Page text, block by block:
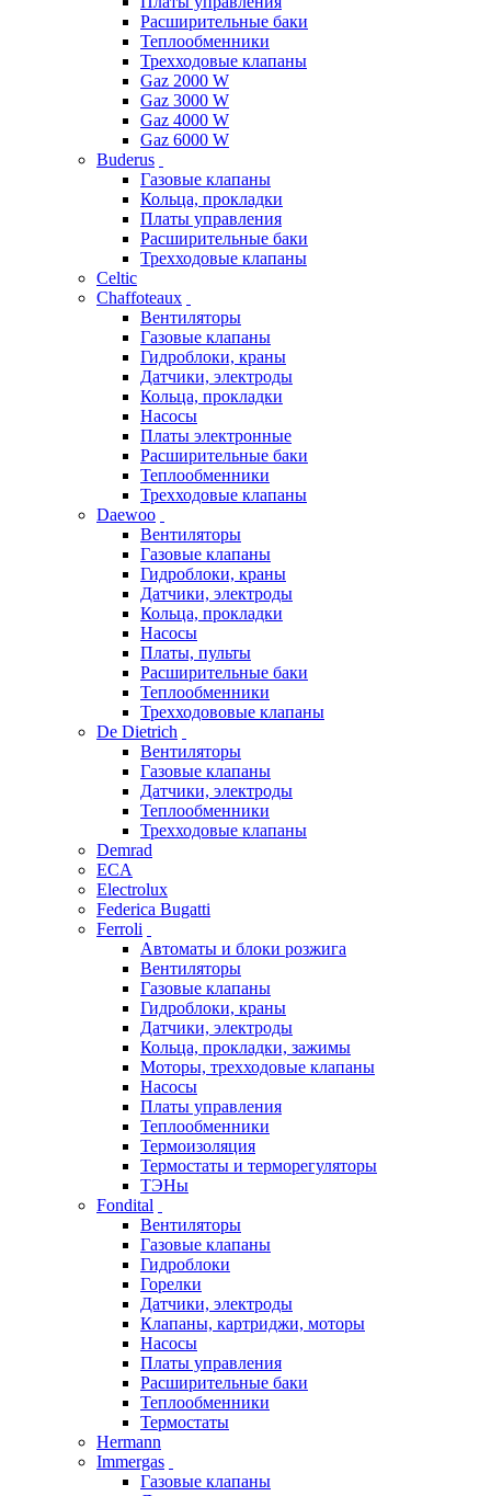
Расширительные баки
Теплообменники
Трехходовые клапаны
Gaz 2000 W
Gaz 3000 W
Gaz 4000 W
Gaz 6000 W
Buderus
Газовые клапаны
Кольца, прокладки
Платы управления
Расширительные баки
Трехходовые клапаны
Celtic
Chaffoteaux
Вентиляторы
Газовые клапаны
Гидроблоки, краны
Датчики, электроды
Кольца, прокладки
Насосы
Платы электронные
Расширительные баки
Теплообменники
Трехходовые клапаны
Daewoo
Вентиляторы
Газовые клапаны
Гидроблоки, краны
Датчики, электроды
Кольца, прокладки
Насосы
Платы, пульты
Расширительные баки
Теплообменники
Трехходововые клапаны
De Dietrich
Вентиляторы
Газовые клапаны
Датчики, электроды
Теплообменники
Трехходовые клапаны
Demrad
ECA
Electrolux
Federica Bugatti
Ferroli
Автоматы и блоки розжига
Вентиляторы
Газовые клапаны
Гидроблоки, краны
Датчики, электроды
Кольца, прокладки, зажимы
Моторы, трехходовые клапаны
Насосы
Платы управления
Теплообменники
Термоизоляция
Термостаты и терморегуляторы
ТЭНы
Fondital
Вентиляторы
Газовые клапаны
Гидроблоки
Горелки
Датчики, электроды
Клапаны, картриджи, моторы
Насосы
Платы управления
Расширительные баки
Теплообменники
Термостаты
Hermann
Immergas
Газовые клапаны